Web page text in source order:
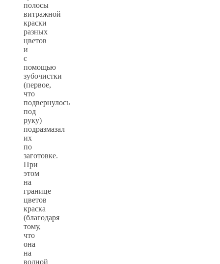
полосы
витражной
краски
разных
цветов
и
с
помощью
зубочистки
(первое,
что
подвернулось
под
руку)
подразмазал
их
по
заготовке.
При
этом
на
границе
цветов
краска
(благодаря
тому,
что
она
на
водной